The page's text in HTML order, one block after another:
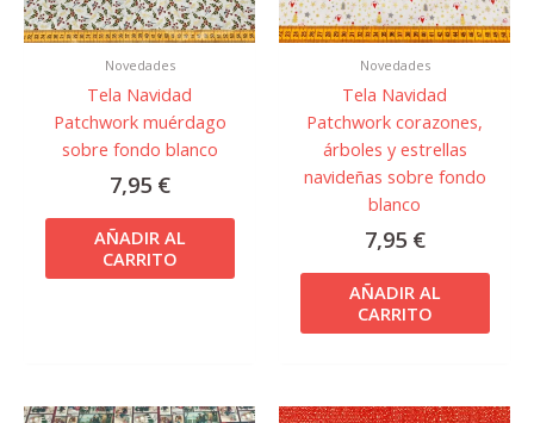
Novedades
Tela Navidad
Patchwork muérdago
sobre fondo blanco
7,95 €
AÑADIR AL
CARRITO
Novedades
Tela Navidad
Patchwork corazones,
árboles y estrellas
navideñas sobre fondo
blanco
7,95 €
AÑADIR AL
CARRITO